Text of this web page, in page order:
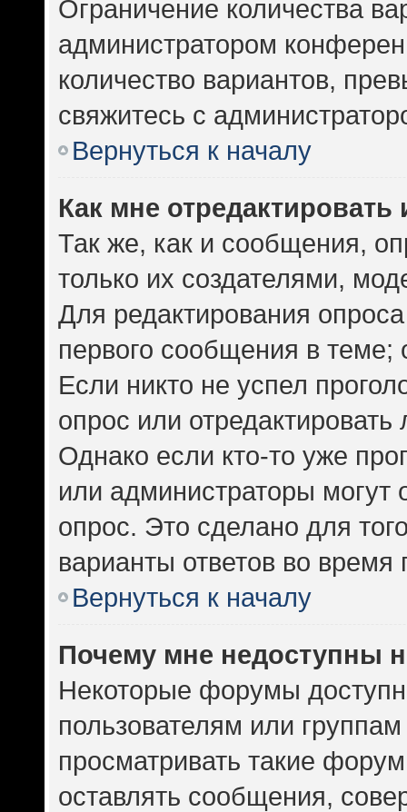
Ограничение количества
администратором
количество вариантов,
свяжитесь с
Вернуться к началу
Как мне
Так же, как и сообщения,
только их создателями,
Для редактирования
первого сообщения в теме;
Если никто не успел
опрос или
Однако если кто-то уже
или администраторы могут
опрос. Это сделано для
варианты ответов во время
Вернуться к началу
Почему мне недоступны
Некоторые форумы
пользователям или
просматривать такие
оставлять сообщения,